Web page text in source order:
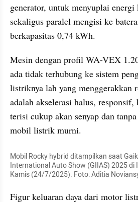
generator, untuk menyuplai
sekaligus paralel mengisi ke
berkapasitas 0,74 kWh.
Mesin dengan profil WA-VEX
ada tidak terhubung ke sistem
listriknya lah yang menggerakkan
adalah akselerasi halus,
terisi cukup akan senyap dan
mobil listrik murni.
Mobil Rocky hybrid ditampilkan saat
International Auto Show (GIIAS) 2025 di
Kamis (24/7/2025). Foto: Aditia
Figur keluaran daya dari motor